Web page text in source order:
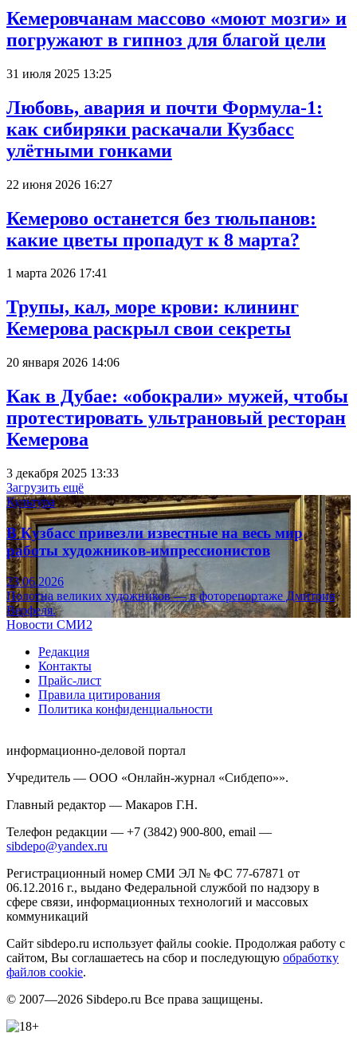
Кемеровчанам массово «моют мозги» и
погружают в гипноз для благой цели
31 июля 2025 13:25
Любовь, авария и почти Формула-1:
как сибиряки раскачали Кузбасс
улётными гонками
22 июня 2026 16:27
Кемерово останется без тюльпанов:
какие цветы пропадут к 8 марта?
1 марта 2026 17:41
Трупы, кал, море крови: клининг
Кемерова раскрыл свои секреты
20 января 2026 14:06
Как в Дубае: «обокрали» мужей, чтобы
протестировать ультрановый ресторан
Кемерова
3 декабря 2025 13:33
Загрузить ещё
Культура
В Кузбасс привезли известные на весь мир
работы художников-импрессионистов
23.06.2026
Полотна великих художников — в фоторепортаже Дмитрия
Верфеля.
Новости СМИ2
Редакция
Контакты
Прайс-лист
Правила цитирования
Политика конфиденциальности
информационно-деловой портал
Учредитель — ООО «Онлайн-журнал «Сибдепо»».
Главный редактор — Макаров Г.Н.
Телефон редакции — +7 (3842) 900-800, email —
sibdepo@yandex.ru
Регистрационный номер СМИ ЭЛ № ФС 77-67871 от
06.12.2016 г., выдано Федеральной службой по надзору в
сфере связи, информационных технологий и массовых
коммуникаций
Сайт sibdepo.ru использует файлы cookie. Продолжая работу с
сайтом, Вы соглашаетесь на сбор и последующую обработку
файлов cookie.
© 2007—2026 Sibdepo.ru Все права защищены.